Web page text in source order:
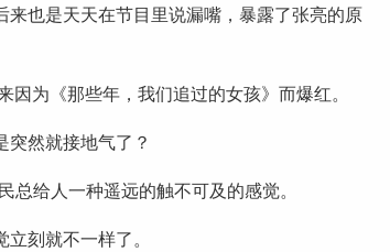
也是天天在节目里说漏嘴，暴露了张亮的原
为《那些年，我们追过的女孩》而爆红。
然就接地气了？
给人一种遥远的触不可及的感觉。
刻就不一样了。